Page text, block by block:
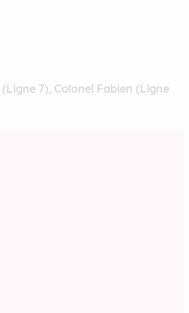
7), Colonel Fabien (Ligne